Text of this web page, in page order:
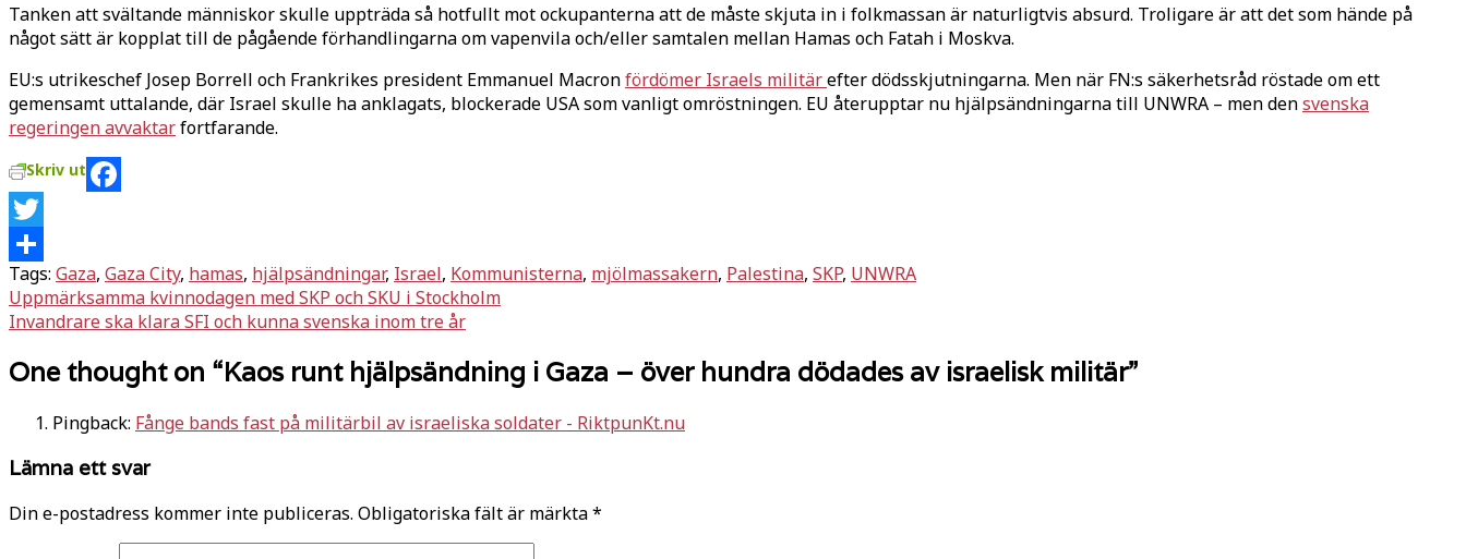
Tanken att svältande människor skulle uppträda så hotfullt mot ockupanterna att de måste skjuta in i folkmassan är naturligtvis absurd. Troligare är att det som hände på
något sätt är kopplat till de pågående förhandlingarna om vapenvila och/eller samtalen mellan Hamas och Fatah i Moskva.
EU:s utrikeschef Josep Borrell och Frankrikes president Emmanuel Macronfördömer Israels militärefter dödsskjutningarna. Men när FN:s säkerhetsråd röstade om ett
gemensamt uttalande, där Israel skulle ha anklagats, blockerade USA som vanligt omröstningen. EU återupptar nu hjälpsändningarna till UNWRA – men densvenska
regeringen avvaktarfortfarande.
Skriv ut
Facebook
Twitter
Dela
Tags: Gaza, Gaza City, hamas, hjälpsändningar, Israel, Kommunisterna, mjölmassakern, Palestina, SKP, UNWRA
Inläggsnavigering
Uppmärksamma kvinnodagen med SKP och SKU i Stockholm
Invandrare ska klara SFI och kunna svenska inom tre år
One thought on “Kaos runt hjälpsändning i Gaza – över hundra dödades av israelisk militär”
Pingback: Fånge bands fast på militärbil av israeliska soldater - RiktpunKt.nu
Lämna ett svar
Din e-postadress kommer inte publiceras. Obligatoriska fält är märkta*